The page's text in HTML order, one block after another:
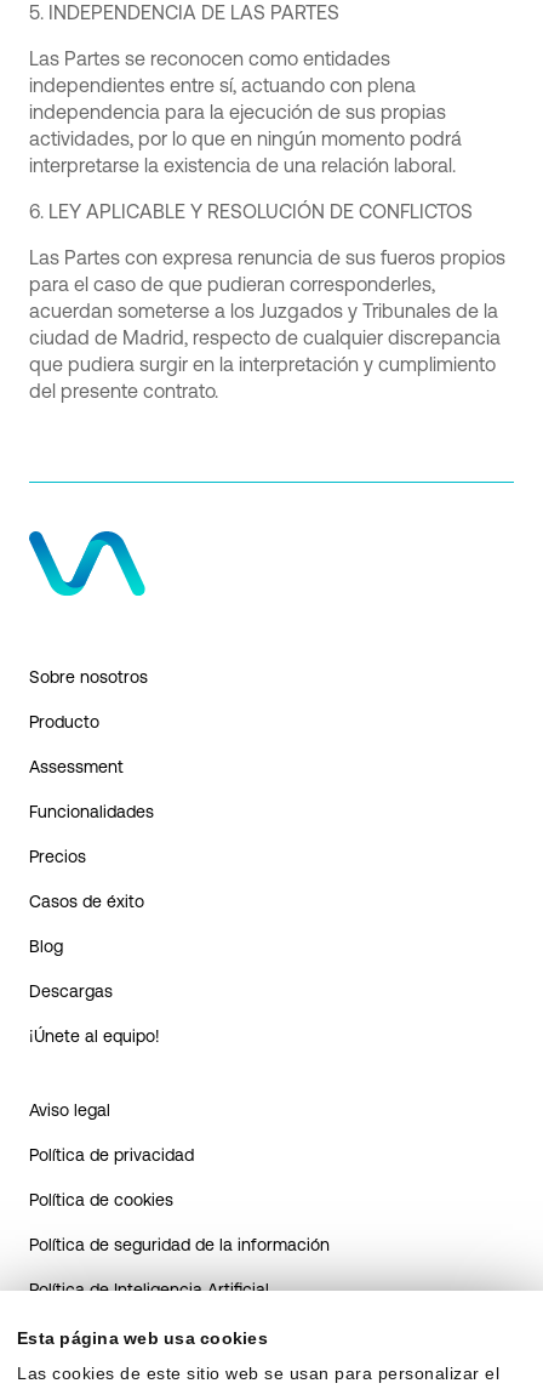
Esta página web usa cookies
Las cookies de este sitio web se usan para personalizar el
5. INDEPENDENCIA DE LAS PARTES
Las Partes se reconocen como entidades
independientes entre sí, actuando con plena
independencia para la ejecución de sus propias
actividades, por lo que en ningún momento podrá
interpretarse la existencia de una relación laboral.
6. LEY APLICABLE Y RESOLUCIÓN DE CONFLICTOS
Las Partes con expresa renuncia de sus fueros propios
para el caso de que pudieran corresponderles,
acuerdan someterse a los Juzgados y Tribunales de la
ciudad de Madrid, respecto de cualquier discrepancia
que pudiera surgir en la interpretación y cumplimiento
del presente contrato.
Sobre nosotros
Producto
Assessment
Funcionalidades
Precios
Casos de éxito
Blog
Descargas
¡Únete al equipo!
Aviso legal
Política de privacidad
Política de cookies
Política de seguridad de la información
Política de Inteligencia Artificial
Guía de transparencia del sistema de IA para candidatos
Guía de transparencia sobre el uso de IA en RRHH para